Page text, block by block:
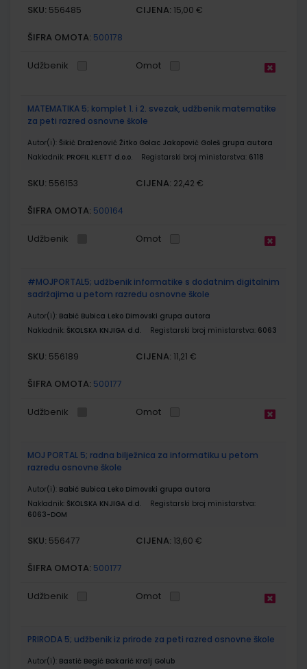
SKU: 556485 CIJENA: 15,00 €
ŠIFRA OMOTA: 500178
Udžbenik Omot
MATEMATIKA 5; komplet 1. i 2. svezak, udžbenik matematike
za peti razred osnovne škole
Autor(i): Šikić Draženović Žitko Golac Jakopović Goleš grupa autora
Nakladnik: PROFIL KLETT d.o.o. Registarski broj ministarstva: 6118
SKU: 556153 CIJENA: 22,42 €
ŠIFRA OMOTA: 500164
Udžbenik Omot
#MOJPORTAL5; udžbenik informatike s dodatnim digitalnim
sadržajima u petom razredu osnovne škole
Autor(i): Babić Bubica Leko Dimovski grupa autora
Nakladnik: ŠKOLSKA KNJIGA d.d. Registarski broj ministarstva: 6063
SKU: 556189 CIJENA: 11,21 €
ŠIFRA OMOTA: 500177
Udžbenik Omot
MOJ PORTAL 5; radna bilježnica za informatiku u petom
razredu osnovne škole
Autor(i): Babić Bubica Leko Dimovski grupa autora
Nakladnik: ŠKOLSKA KNJIGA d.d.
Registarski broj ministarstva:
6063-DOM
SKU: 556477 CIJENA: 13,60 €
ŠIFRA OMOTA: 500177
Udžbenik Omot
PRIRODA 5; udžbenik iz prirode za peti razred osnovne škole
Autor(i): Bastić Begić Bakarić Kralj Golub